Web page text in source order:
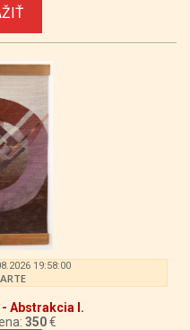
19:58:00
Abstrakcia I.
350€